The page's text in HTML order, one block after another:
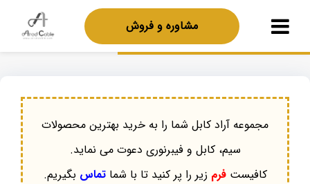
مشاوره و فروش
مجموعه آراد کابل شما را به خرید بهترین محصولات
سیم، کابل و فیبرنوری دعوت می نماید.
کافیستفرم زیر را پر کنید تا با شماتماس بگیریم.